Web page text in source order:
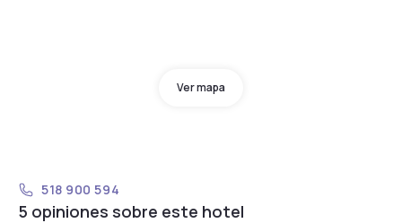
Ver mapa
518 900 594
5 opiniones sobre este hotel